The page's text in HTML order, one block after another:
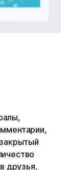
друзья,